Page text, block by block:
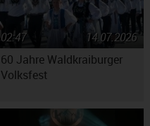
60 Jahre Waldkraiburger
Volksfest
14.07.2026
02:47